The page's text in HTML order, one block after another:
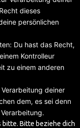
dieses
persönlichen
Du hast das Recht,
Kontrolleur
zu einem anderen
deiner
dem, es sei denn
bitte. Bitte beziehe dich